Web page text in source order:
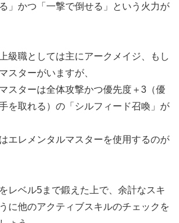
」かつ「一撃で倒せる」という火力が
級職としては主にアークメイジ、もし
スターがいますが、
スターは全体攻撃かつ優先度＋3（優
を取れる）の「シルフィード召喚」が
エレメンタルマスターを使用するのが
レベル5まで鍛えた上で、余計なスキ
に他のアクティブスキルのチェックを